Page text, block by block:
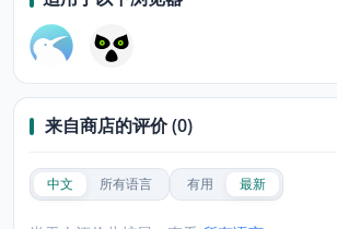
来自商店的评价 (0)
中文 所有语言 有用 最新